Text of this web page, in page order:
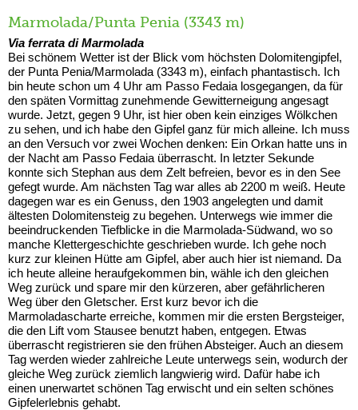
Marmolada/Punta Penia (3343 m)
Via ferrata di Marmolada
Bei schönem Wetter ist der Blick vom höchsten Dolomitengipfel,
der Punta Penia/Marmolada (3343 m), einfach phantastisch. Ich
bin heute schon um 4 Uhr am Passo Fedaia losgegangen, da für
den späten Vormittag zunehmende Gewitterneigung angesagt
wurde. Jetzt, gegen 9 Uhr, ist hier oben kein einziges Wölkchen
zu sehen, und ich habe den Gipfel ganz für mich alleine. Ich muss
an den Versuch vor zwei Wochen denken: Ein Orkan hatte uns in
der Nacht am Passo Fedaia überrascht. In letzter Sekunde
konnte sich Stephan aus dem Zelt befreien, bevor es in den See
gefegt wurde. Am nächsten Tag war alles ab 2200 m weiß. Heute
dagegen war es ein Genuss, den 1903 angelegten und damit
ältesten Dolomitensteig zu begehen. Unterwegs wie immer die
beeindruckenden Tiefblicke in die Marmolada-Südwand, wo so
manche Klettergeschichte geschrieben wurde. Ich gehe noch
kurz zur kleinen Hütte am Gipfel, aber auch hier ist niemand. Da
ich heute alleine heraufgekommen bin, wähle ich den gleichen
Weg zurück und spare mir den kürzeren, aber gefährlicheren
Weg über den Gletscher. Erst kurz bevor ich die
Marmoladascharte erreiche, kommen mir die ersten Bergsteiger,
die den Lift vom Stausee benutzt haben, entgegen. Etwas
überrascht registrieren sie den frühen Absteiger. Auch an diesem
Tag werden wieder zahlreiche Leute unterwegs sein, wodurch der
gleiche Weg zurück ziemlich langwierig wird. Dafür habe ich
einen unerwartet schönen Tag erwischt und ein selten schönes
Gipfelerlebnis gehabt.